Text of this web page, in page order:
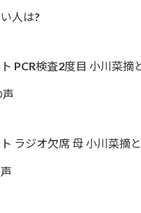
人は?
PCR検査2度目 小川菜摘
声
ラジオ欠席 母 小川菜摘